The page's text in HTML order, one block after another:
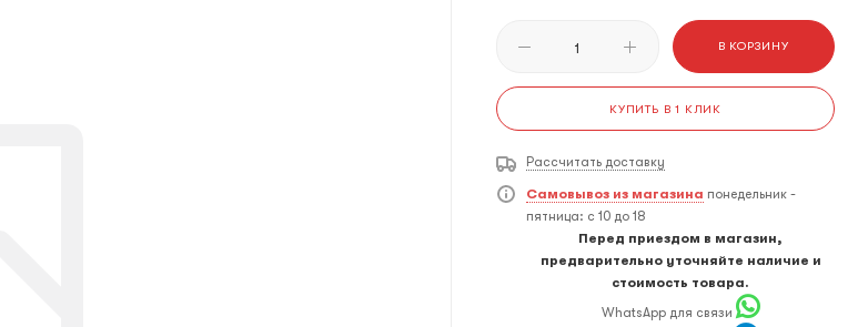
В КОРЗИНУ
КУПИТЬ В 1 КЛИК
Рассчитать доставку
Самовывоз из магазина понедельник -
пятница: с 10 до 18
Перед приездом в магазин,
предварительно уточняйте наличие и
стоимость товара.
WhatsApp для связи